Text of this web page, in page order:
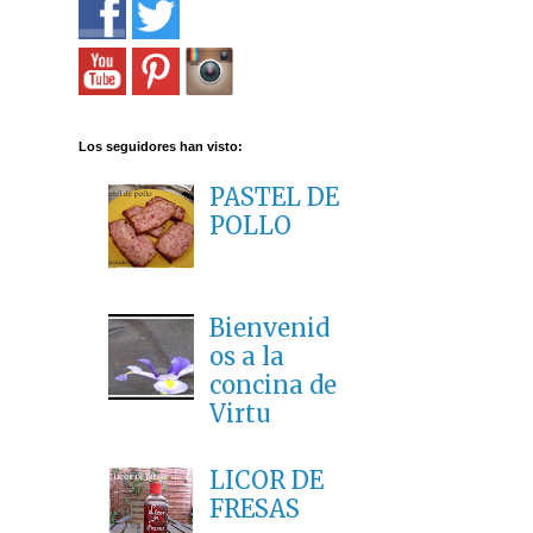
Los seguidores han visto:
PASTEL DE
POLLO
Bienvenid
os a la
concina de
Virtu
LICOR DE
FRESAS